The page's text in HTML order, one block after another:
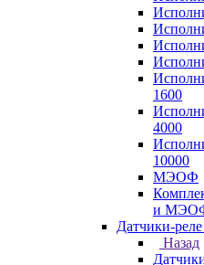
1600
4000
10000
МЭОФ
и
Датчики-
Назад